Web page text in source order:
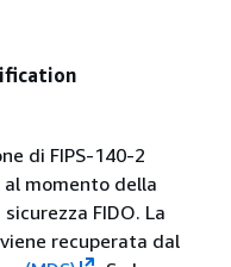
di FIPS-140-2
al momento della
FIDO. La
recuperata dal